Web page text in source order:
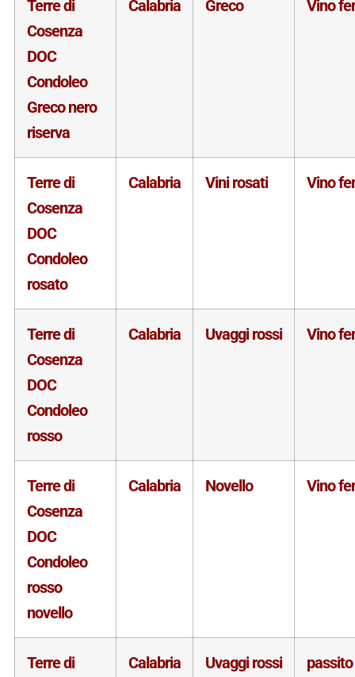
Terre di
Cosenza
DOC
Condoleo
Greco nero
riserva
Calabria Greco Vino
Terre di
Cosenza
DOC
Condoleo
rosato
Calabria Vini rosati Vino
Terre di
Cosenza
DOC
Condoleo
rosso
Calabria Uvaggi rossi Vino
Terre di
Cosenza
DOC
Condoleo
rosso
novello
Calabria Novello Vino
Terre di
Calabria Uvaggi rossi passito